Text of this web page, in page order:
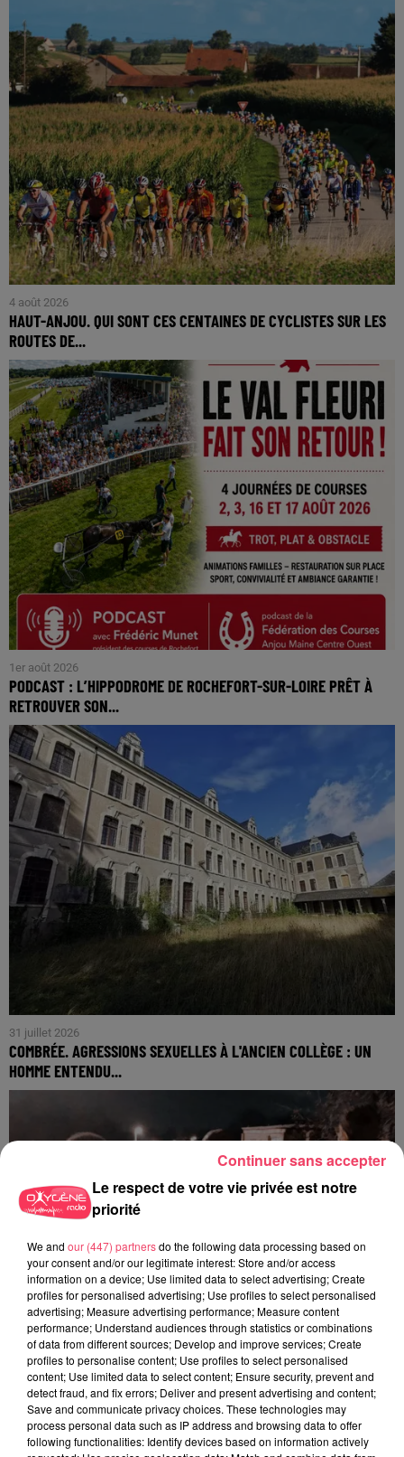
4 août 2026
HAUT-ANJOU. QUI SONT CES CENTAINES DE CYCLISTES SUR LES
ROUTES DE...
1er août 2026
PODCAST : L’HIPPODROME DE ROCHEFORT-SUR-LOIRE PRÊT À
RETROUVER SON...
31 juillet 2026
COMBRÉE. AGRESSIONS SEXUELLES À L'ANCIEN COLLÈGE : UN
HOMME ENTENDU...
29 juillet 2026
SEGRÉ. ATTAQUE À L'ARME BLANCHE : L'AGRESSEUR INTERPELLÉ,
LE...
Le respect de votre vie privée est notre
priorité
We and our (447) partnersdo the following data processing based on
your consent and/or our legitimate interest: Store and/or access
information on a device; Use limited data to select advertising; Create
profiles for personalised advertising; Use profiles to select personalised
advertising; Measure advertising performance; Measure content
performance; Understand audiences through statistics or combinations
of data from different sources; Develop and improve services; Create
profiles to personalise content; Use profiles to select personalised
content; Use limited data to select content; Ensure security, prevent and
detect fraud, and fix errors; Deliver and present advertising and content;
Save and communicate privacy choices. These technologies may
process personal data such as IP address and browsing data to offer
following functionalities: Identify devices based on information actively
Continuer sans accepter